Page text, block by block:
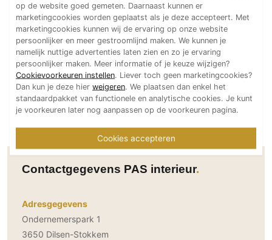
Thuisbioscoop
Domotica
Mirror TV
Fitnessapparatuur
Wifi
Overig
Aannemers Interieur
Akoestiek
Binnenzwembaden
Wijnkelder en wijnkasten
Contactgegevens PAS interieur
Adresgegevens
Ondernemerspark 1
3650 Dilsen-Stokkem
op de website goed gemeten. Daarnaast kunnen er
marketingcookies worden geplaatst als je deze accepteert. Met
marketingcookies kunnen wij de ervaring op onze website
persoonlijker en meer gestroomlijnd maken. We kunnen je
namelijk nuttige advertenties laten zien en zo je ervaring
persoonlijker maken. Meer informatie of je keuze wijzigen?
Cookievoorkeuren instellen. Liever toch geen marketingcookies?
Dan kun je deze hier weigeren. We plaatsen dan enkel het
standaardpakket van functionele en analytische cookies. Je kunt
je voorkeuren later nog aanpassen op de voorkeuren pagina.
Cookies accepteren